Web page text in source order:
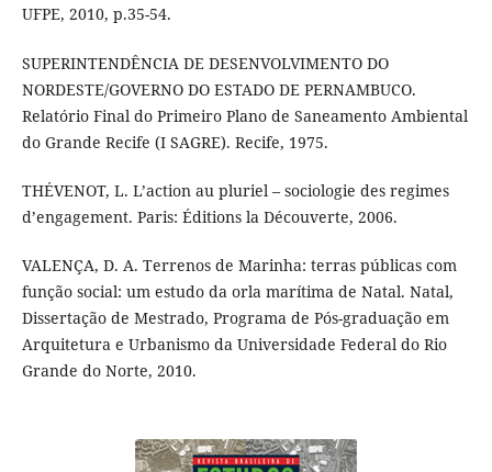
UFPE, 2010, p.35-54.
SUPERINTENDÊNCIA DE DESENVOLVIMENTO DO
NORDESTE/GOVERNO DO ESTADO DE PERNAMBUCO.
Relatório Final do Primeiro Plano de Saneamento Ambiental
do Grande Recife (I SAGRE). Recife, 1975.
THÉVENOT, L. L’action au pluriel – sociologie des regimes
d’engagement. Paris: Éditions la Découverte, 2006.
VALENÇA, D. A. Terrenos de Marinha: terras públicas com
função social: um estudo da orla marítima de Natal. Natal,
Dissertação de Mestrado, Programa de Pós-graduação em
Arquitetura e Urbanismo da Universidade Federal do Rio
Grande do Norte, 2010.